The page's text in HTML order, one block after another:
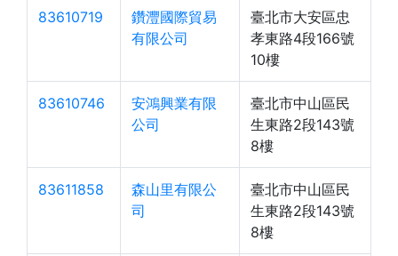
83610719
鑽灃國際貿易
有限公司
臺北市大安區忠
孝東路4段166號
10樓
83610746
安鴻興業有限
公司
臺北市中山區民
生東路2段143號
8樓
83611858
森山里有限公
司
臺北市中山區民
生東路2段143號
8樓